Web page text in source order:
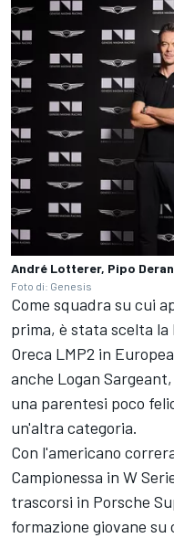
André Lotterer, Pipo
Foto di: Genesis
Come squadra su cui
prima, è stata scelta
Oreca LMP2 in
anche Logan
una parentesi poco
un'altra categoria.
Con l'americano
Campionessa in W
trascorsi in Porsche
formazione giovane